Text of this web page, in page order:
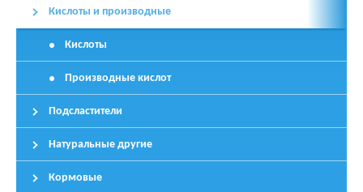
Кислоты и производные
Кислоты
Производные кислот
Подсластители
Натуральные другие
Кормовые